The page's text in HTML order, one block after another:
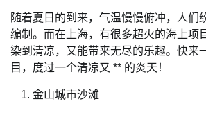
随着夏日的到来，气温慢慢俯冲，人们
编制。而在上海，有很多超火的海上项
染到清凉，又能带来无尽的乐趣。快来
目，度过一个清凉又 ** 的炎天！
金山城市沙滩